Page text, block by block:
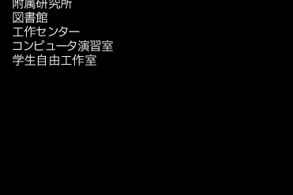
附属研究所
図書館
工作センター
コンピュータ演習室
学生自由工作室